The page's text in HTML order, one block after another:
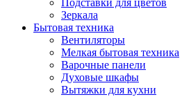
Подставки для цветов
Зеркала
Бытовая техника
Вентиляторы
Мелкая бытовая техника
Варочные панели
Духовые шкафы
Вытяжки для кухни